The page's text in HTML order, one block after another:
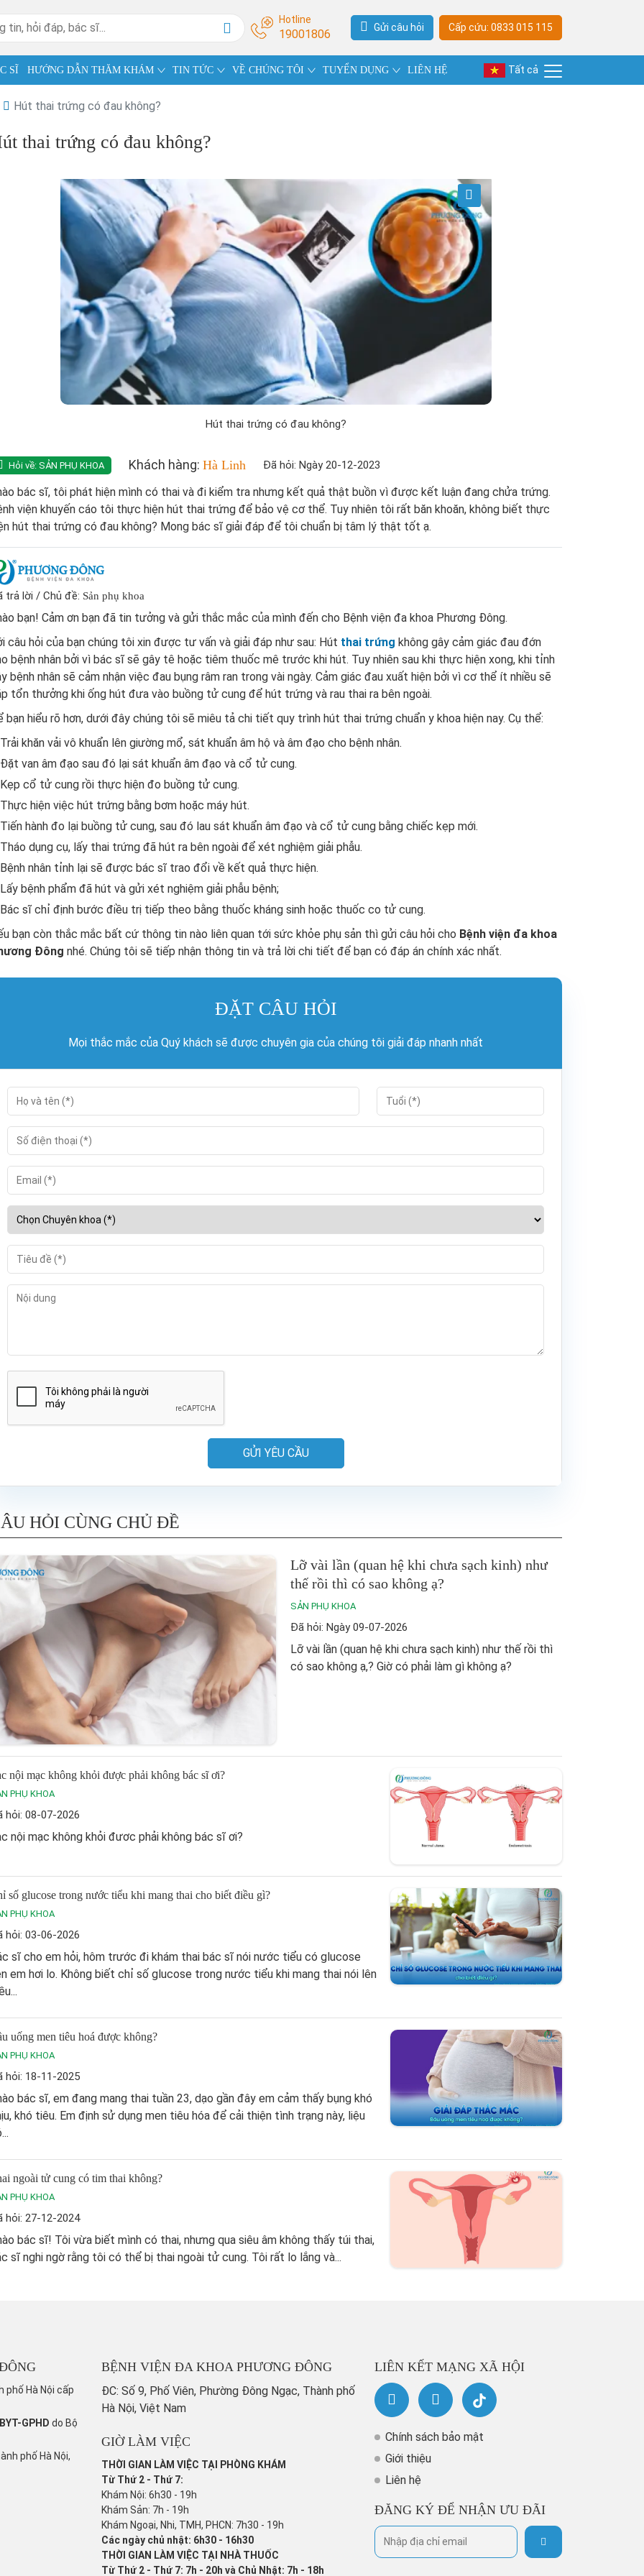
Hotline
19001806 Gửi câu hỏi Cấp cứu: 0833 015 115
SĨ HƯỚNG DẪN THĂM KHÁM TIN TỨC VỀ CHÚNG TÔI TUYỂN DỤNG LIÊN HỆ Tất cả
Hút thai trứng có đau không?
thai trứng có đau không?
Hút thai trứng có đau không?
Hỏi về:SẢN PHỤ KHOA Khách hàng: Hà Linh Đã hỏi: Ngày 20-12-2023
bác sĩ, tôi phát hiện mình có thai và đi kiểm tra nhưng kết quả thật buồn vì được kết luận đang chửa trứng.
viện khuyến cáo tôi thực hiện hút thai trứng để bảo vệ cơ thể. Tuy nhiên tôi rất băn khoăn, không biết thực
hút thai trứng có đau không? Mong bác sĩ giải đáp để tôi chuẩn bị tâm lý thật tốt ạ.
trả lời / Chủ đề: Sản phụ khoa
bạn! Cảm ơn bạn đã tin tưởng và gửi thắc mắc của mình đến cho Bệnh viện đa khoa Phương Đông.
câu hỏi của bạn chúng tôi xin được tư vấn và giải đáp như sau: Hút thai trứng không gây cảm giác đau đớn
bệnh nhân bởi vì bác sĩ sẽ gây tê hoặc tiêm thuốc mê trước khi hút. Tuy nhiên sau khi thực hiện xong, khi tỉnh
bệnh nhân sẽ cảm nhận việc đau bụng râm ran trong vài ngày. Cảm giác đau xuất hiện bởi vì cơ thể ít nhiều sẽ
tổn thưởng khi ống hút đưa vào buồng tử cung để hút trứng và rau thai ra bên ngoài.
bạn hiểu rõ hơn, dưới đây chúng tôi sẽ miêu tả chi tiết quy trình hút thai trứng chuẩn y khoa hiện nay. Cụ thể:
Trải khăn vải vô khuẩn lên giường mổ, sát khuẩn âm hộ và âm đạo cho bệnh nhân.
Đặt van âm đạo sau đó lại sát khuẩn âm đạo và cổ tử cung.
Kẹp cổ tử cung rồi thực hiện đo buồng tử cung.
Thực hiện việc hút trứng bằng bơm hoặc máy hút.
Tiến hành đo lại buồng tử cung, sau đó lau sát khuẩn âm đạo và cổ tử cung bằng chiếc kẹp mới.
Tháo dụng cụ, lấy thai trứng đã hút ra bên ngoài để xét nghiệm giải phẫu.
Bệnh nhân tỉnh lại sẽ được bác sĩ trao đổi về kết quả thực hiện.
Lấy bệnh phẩm đã hút và gửi xét nghiệm giải phẫu bệnh;
Bác sĩ chỉ định bước điều trị tiếp theo bằng thuốc kháng sinh hoặc thuốc co tử cung.
bạn còn thắc mắc bất cứ thông tin nào liên quan tới sức khỏe phụ sản thì gửi câu hỏi cho Bệnh viện đa khoa
Đông nhé. Chúng tôi sẽ tiếp nhận thông tin và trả lời chi tiết để bạn có đáp án chính xác nhất.
ĐẶT CÂU HỎI
Mọi thắc mắc của Quý khách sẽ được chuyên gia của chúng tôi giải đáp nhanh nhất
GỬI YÊU CẦU
HỎI CÙNG CHỦ ĐỀ
Lỡ vài lần (quan hệ khi chưa sạch kinh) như
thế rồi thì có sao không ạ?
SẢN PHỤ KHOA
Đã hỏi: Ngày 09-07-2026
Lỡ vài lần (quan hệ khi chưa sạch kinh) như thế rồi thì
có sao không ạ,? Giờ có phải làm gì không ạ?
nội mạc không khỏi được phải không bác sĩ ơi?
PHỤ KHOA
hỏi: 08-07-2026
nội mạc không khỏi đươc phải không bác sĩ ơi?
số glucose trong nước tiểu khi mang thai cho biết điều gì?
PHỤ KHOA
hỏi: 03-06-2026
sĩ cho em hỏi, hôm trước đi khám thai bác sĩ nói nước tiểu có glucose
em hơi lo. Không biết chỉ số glucose trong nước tiểu khi mang thai nói lên
uống men tiêu hoá được không?
PHỤ KHOA
hỏi: 18-11-2025
bác sĩ, em đang mang thai tuần 23, dạo gần đây em cảm thấy bụng khó
khó tiêu. Em định sử dụng men tiêu hóa để cải thiện tình trạng này, liệu
ngoài tử cung có tim thai không?
PHỤ KHOA
hỏi: 27-12-2024
bác sĩ! Tôi vừa biết mình có thai, nhưng qua siêu âm không thấy túi thai,
sĩ nghi ngờ rằng tôi có thể bị thai ngoài tử cung. Tôi rất lo lắng và...
Hà Nội cấp
GPHD do Bộ
phố Hà Nội,
BỆNH VIỆN ĐA KHOA PHƯƠNG ĐÔNG
ĐC: Số 9, Phố Viên, Phường Đông Ngạc, Thành phố
Hà Nội, Việt Nam
GIỜ LÀM VIỆC
THỜI GIAN LÀM VIỆC TẠI PHÒNG KHÁM
Từ Thứ 2 - Thứ 7:
Khám Nội: 6h30 - 19h
Khám Sản: 7h - 19h
Khám Ngoại, Nhi, TMH, PHCN: 7h30 - 19h
Các ngày chủ nhật: 6h30 - 16h30
THỜI GIAN LÀM VIỆC TẠI NHÀ THUỐC
Từ Thứ 2 - Thứ 7: 7h - 20h và Chủ Nhật: 7h - 18h
LIÊN KẾT MẠNG XÃ HỘI
Chính sách bảo mật
Giới thiệu
Liên hệ
ĐĂNG KÝ ĐỂ NHẬN ƯU ĐÃI